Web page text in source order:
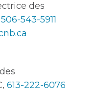
des
506-543-5911
613-222-6076